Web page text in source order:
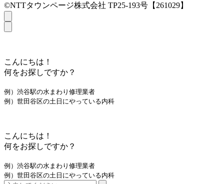
©NTTタウンページ株式会社 TP25-193号【261029】
こんにちは！
何をお探しですか？
例）渋谷駅の水まわり修理業者
例）世田谷区の土日にやっている内科
こんにちは！
何をお探しですか？
例）渋谷駅の水まわり修理業者
例）世田谷区の土日にやっている内科